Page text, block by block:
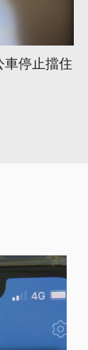
車停止擋住